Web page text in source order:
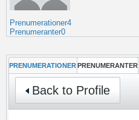
Prenumerationer4
Prenumeranter0
PRENUMERATIONER PRENUMERANTER
Back to Profile